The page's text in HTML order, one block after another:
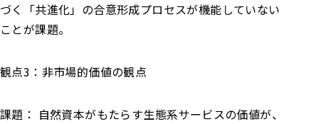
づく「共進化」の合意形成プロセスが機能していない
ことが課題。
観点3：非市場的価値の観点
課題： 自然資本がもたらす生態系サービスの価値が、